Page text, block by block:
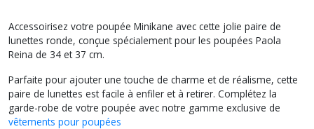
Accessoirisez votre poupée Minikane avec cette jolie paire de
lunettes ronde, conçue spécialement pour les poupées Paola
Reina de 34 et 37 cm.
Parfaite pour ajouter une touche de charme et de réalisme, cette
paire de lunettes est facile à enfiler et à retirer. Complétez la
garde-robe de votre poupée avec notre gamme exclusive de
vêtements pour poupées